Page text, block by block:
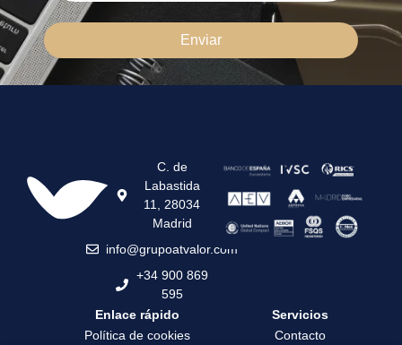
Enviar
C. de
Labastida
11, 28034
Madrid
info@grupoatvalor.com
+34 900 869
595
Servicios
Contacto
Enlace rápido
Política de cookies